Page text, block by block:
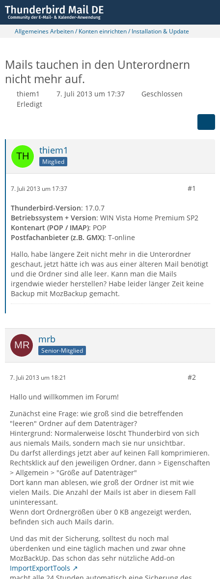
Allgemeines Arbeiten / Konten einrichten / Installation & Update
Mails tauchen in den Unterordnern
nicht mehr auf.
thiem1 7. Juli 2013 um 17:37
Geschlossen
Erledigt
thiem1
Mitglied
7. Juli 2013 um 17:37 #1
Thunderbird-Version: 17.0.7
Betriebssystem + Version: WIN Vista Home Premium SP2
Kontenart (POP / IMAP): POP
Postfachanbieter (z.B. GMX): T-online
Hallo, habe längere Zeit nicht mehr in die Unterordner
geschaut, jetzt hätte ich was aus einer älteren Mail benötigt
und die Ordner sind alle leer. Kann man die Mails
irgendwie wieder herstellen? Habe leider länger Zeit keine
Backup mit MozBackup gemacht.
mrb
Senior-Mitglied
7. Juli 2013 um 18:21 #2
Hallo und willkommen im Forum!
Zunächst eine Frage: wie groß sind die betreffenden
"leeren" Ordner auf dem Datenträger?
Hintergrund: Normalerweise löscht Thunderbird von sich
aus niemals Mails, sondern mach sie nur unsichtbar.
Du darfst allerdings jetzt aber auf keinen Fall komprimieren.
Rechtsklick auf den jeweiligen Ordner, dann > Eigenschaften
> Allgemein > "Größe auf Datenträger"
Dort kann man ablesen, wie groß der Ordner ist mit wie
vielen Mails. Die Anzahl der Mails ist aber in diesem Fall
uninteressant.
Wenn dort Ordnergrößen über 0 KB angezeigt werden,
befinden sich auch Mails darin.
Und das mit der Sicherung, solltest du noch mal
überdenken und eine täglich machen und zwar ohne
MozBackUp. Das schon das sehr nützliche Add-on
ImportExportTools